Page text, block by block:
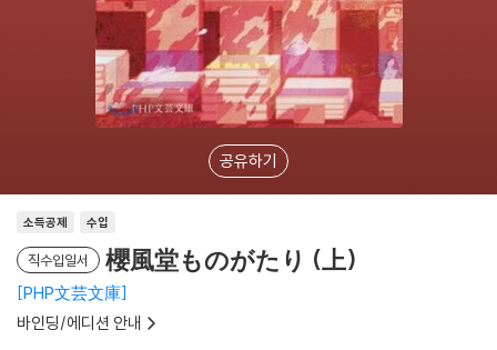
공유하기
소득공제 수입
직수입일서 櫻風堂ものがたり (上)
PHP文芸文庫
바인딩/에디션 안내